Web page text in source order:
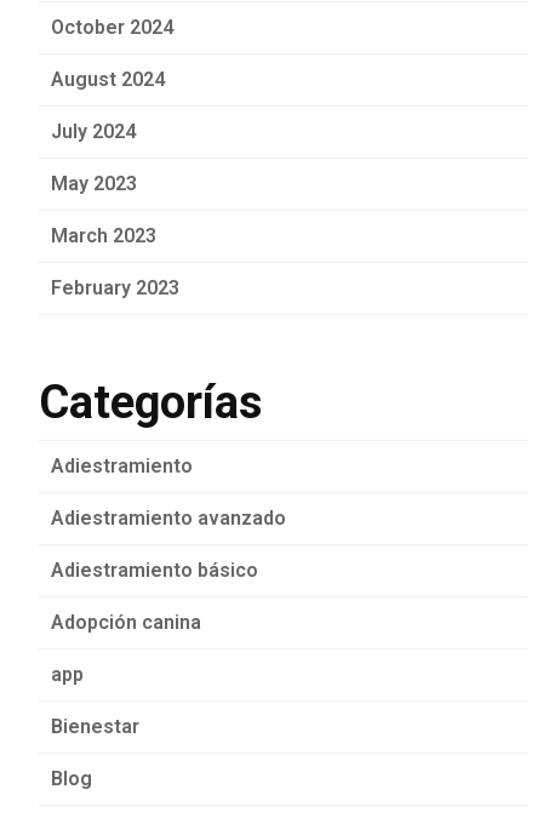
October 2024
August 2024
July 2024
May 2023
March 2023
February 2023
Categorías
Adiestramiento
Adiestramiento avanzado
Adiestramiento básico
Adopción canina
app
Bienestar
Blog